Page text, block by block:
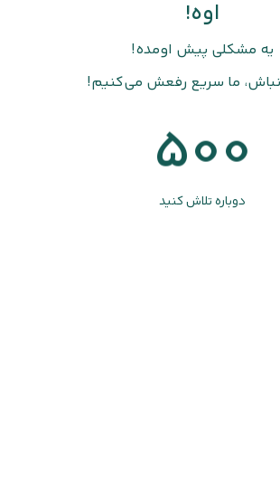
اوه!
یه مشکلی پیش اومده!
نباش، ما سریع رفعش می‌کنیم!
500
دوباره تلاش کنید